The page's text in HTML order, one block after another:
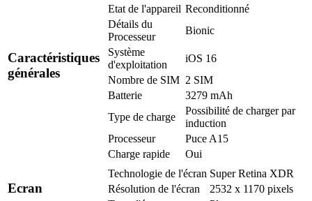
Caractéristiques
générales
Etat de l'appareil Reconditionné
Détails du
Processeur
Bionic
Système
d'exploitation
iOS 16
Nombre de SIM 2 SIM
Batterie
3279 mAh
Type de charge
Possibilité de charger par
induction
Processeur
Puce A15
Charge rapide
Oui
Ecran
Technologie de l'écran Super Retina XDR
Résolution de l'écran
2532 x 1170 pixels